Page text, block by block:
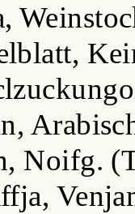
Noifg.